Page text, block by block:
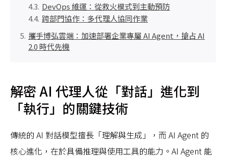
DevOps 維運：從救火模式到主動預防
跨部門協作：多代理人協同作業
攜手博弘雲端：加速部署企業專屬 AI Agent，搶占 AI
2.0 時代先機
解密 AI 代理人從「對話」進化到
「執行」的關鍵技術
傳統的 AI 對話模型擅長「理解與生成」，而 AI Agent 的
核心進化，在於具備推理與使用工具的能力。AI Agent 能